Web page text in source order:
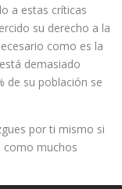
a estas críticas
su derecho a la
como es la
demasiado
de su población se
por ti mismo si
como muchos